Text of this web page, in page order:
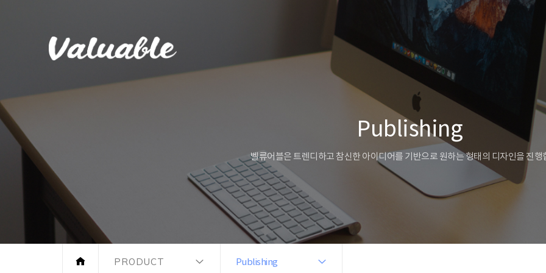
Publishing
벨류어블은 트렌디하고 참신한 아이디어를 기반으로 원하는 형태의 디자인을 진행
PRODUCT Publishing